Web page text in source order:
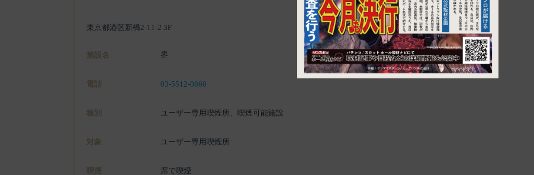
東京都港区新橋2-11-2 3F
施設名 界
電話 03-5512-0860
種別 ユーザー専用喫煙所、喫煙可能施設
対象 ユーザー専用喫煙所
喫煙 席で喫煙